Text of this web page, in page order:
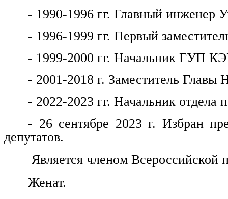
- 1990-1996 гг. Главный
- 1996-1999 гг. Первый
- 1999-2000 гг. Начальник ГУП
- 2001-2018 г. Заместитель Главы
- 2022-2023 гг. Начальник
- 26 сентябре 2023 г. Избран
депутатов.
Является членом Всероссийской
Женат.